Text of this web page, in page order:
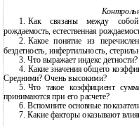
1.
Как связаны между собой
рождаемость, естественная
2. Какое понятие из
бездетность, инфертильность,
3. Что выражает индекс детности?
4. Какие значения общего
Средними? Очень высокими?
5. Что такое коэффициент
принимаются при его расчете?
6. Вспомните основные
7. Какие факторы оказывают